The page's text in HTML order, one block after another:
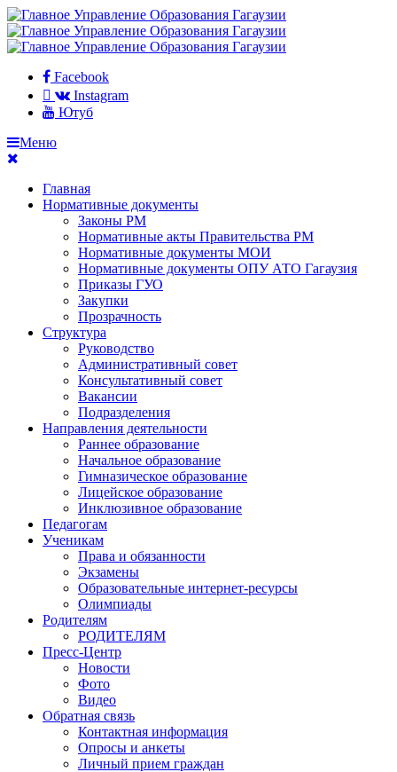
Facebook
Instagram
Ютуб
Меню
Главная
Нормативные документы
Законы РМ
Нормативные акты Правительства РМ
Нормативные документы МОИ
Нормативные документы ОПУ АТО Гагаузия
Приказы ГУО
Закупки
Прозрачность
Структура
Руководство
Административный совет
Консультативный совет
Вакансии
Подразделения
Направления деятельности
Раннее образование
Начальное образование
Гимназическое образование
Лицейское образование
Инклюзивное образование
Педагогам
Ученикам
Права и обязанности
Экзамены
Образовательные интернет-ресурсы
Олимпиады
Родителям
РОДИТЕЛЯМ
Пресс-Центр
Новости
Фото
Видео
Обратная связь
Контактная информация
Опросы и анкеты
Личный прием граждан